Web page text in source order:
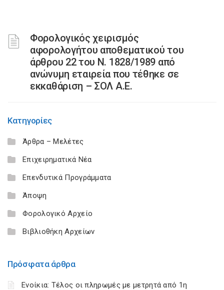
Φορολογικός χειρισμός
αφορολογήτου αποθεματικού του
άρθρου 22 του Ν. 1828/1989 από
ανώνυμη εταιρεία που τέθηκε σε
εκκαθάριση – ΣΟΛ Α.Ε.
Κατηγορίες
Άρθρα – Μελέτες
Επιχειρηματικά Νέα
Επενδυτικά Προγράμματα
Άποψη
Φορολογικό Αρχείο
Βιβλιοθήκη Αρχείων
Πρόσφατα άρθρα
Ενοίκια: Τέλος οι πληρωμές με μετρητά από 1η